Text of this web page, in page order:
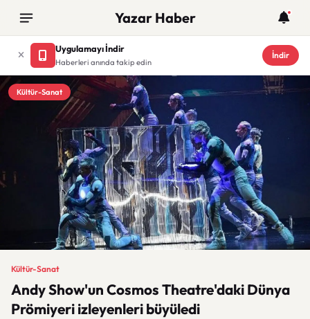
Yazar Haber
Uygulamayı İndir
Haberleri anında takip edin
İndir
Kültür-Sanat
Kültür-Sanat
Andy Show'un Cosmos Theatre'daki Dünya
Prömiyeri izleyenleri büyüledi